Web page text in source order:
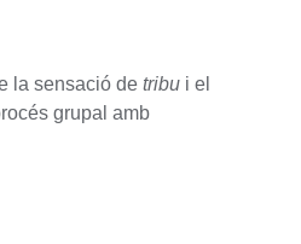
la sensació de tribu i el
grupal amb